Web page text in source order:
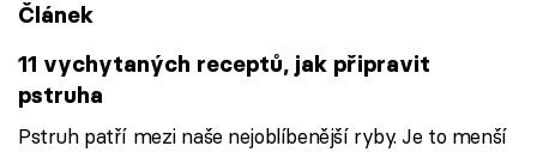
Článek
11 vychytaných receptů, jak připravit
pstruha
Pstruh patří mezi naše nejoblíbenější ryby. Je to menší